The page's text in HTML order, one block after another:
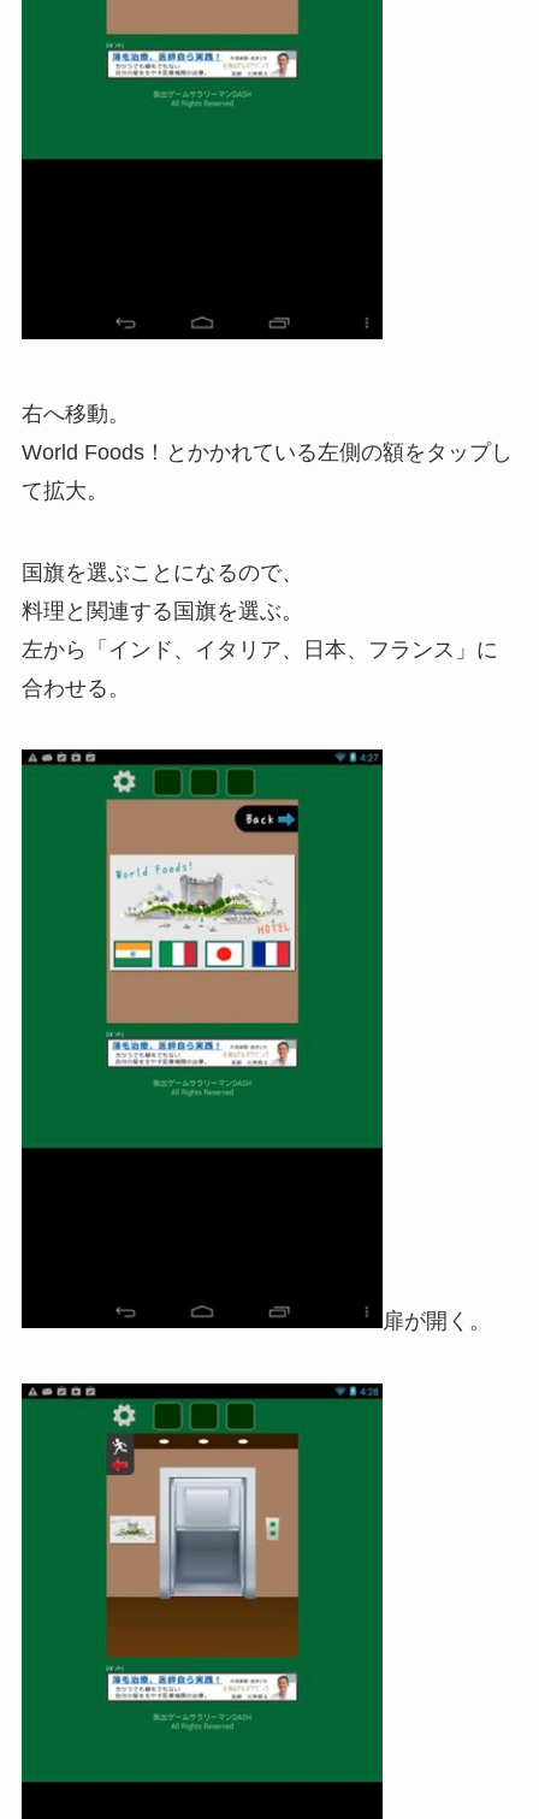
右へ移動。
World Foods！とかかれている左側の額をタップし
て拡大。
国旗を選ぶことになるので、
料理と関連する国旗を選ぶ。
左から「インド、イタリア、日本、フランス」に
合わせる。
扉が開く。